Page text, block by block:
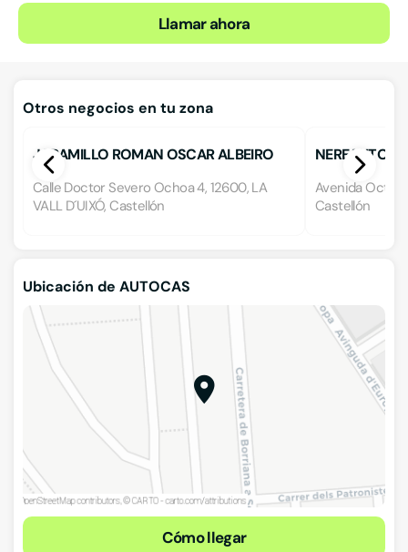
Llamar ahora
Otros negocios en tu zona
JARAMILLO ROMAN OSCAR ALBEIRO
Calle Doctor Severo Ochoa 4, 12600, LA
VALL D´UIXÓ, Castellón
NEREAUTO
Avenida Octavi
Castellón
Ubicación de AUTOCAS
Cómo llegar